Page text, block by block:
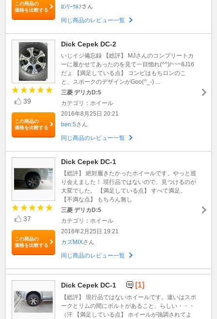
この商品の
価格を比較する
ﾛﾝﾘｰｳﾙﾌさん
同じ商品のレビュー一覧
39
この商品の
価格を比較する
Dick Cepek DC-2
いじイジ備忘録 【総評】 MJさんのコンプリートカ
ーに履かせてあったのを見て一目惚れ(^^)/~~~8J16
だょ 【満足している点】 コンビはもちロンのこ
と、スポークのデザインがGoo(^_-) ...
三菱 デリカD:5
カテゴリ：ホイール
2016年8月25日 20:21
ben:5さん
同じ商品のレビュー一覧
37
この商品の
価格を比較する
Dick Cepek DC-1
【総評】 絶対履きたかったホイールです。やっと巡
り会えました！ 現行品ではないので、見つけるのが
大変でした。 【満足している点】 すべて満足。
【不満な点】 もちろん無し
三菱 デリカD:5
カテゴリ：ホイール
2016年2月25日 19:21
カズMIXさん
同じ商品のレビュー一覧
Dick Cepek DC-1 [1]
【総評】 現行品ではないホイールです。違いはスポ
ークとリムの間にボルトがあること、らしい・・・
（汗 【満足している点】 ホイールが強調されてよ